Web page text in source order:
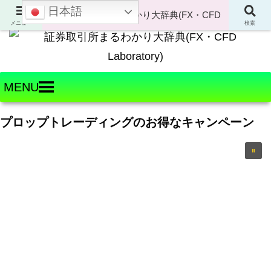
Welcome to FX・CFD Laboratory!
MENU
プロップトレーディングのお得なキャンペーン
メニュー 検索
日本語